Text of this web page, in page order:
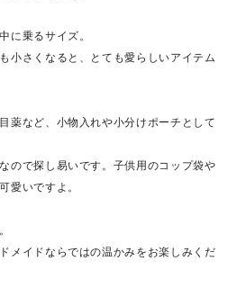
に乗るサイズ。
小さくなると、とても愛らしいアイテム
薬など、小物入れや小分けポーチとして
ので探し易いです。子供用のコップ袋や
愛いですよ。
メイドならではの温かみをお楽しみくだ